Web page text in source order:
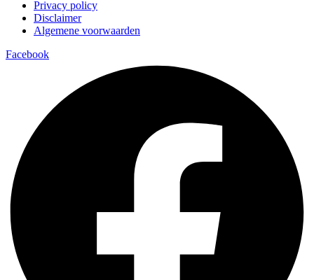
Privacy policy
Disclaimer
Algemene voorwaarden
Facebook